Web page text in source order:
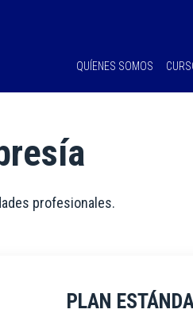
QUÍENES SOMOS
profesionales.
PLAN